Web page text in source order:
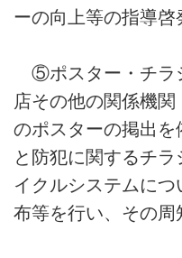
ーの向上等の指導啓
⑤ポスター・チラ
店その他の関係機
のポスターの掲出
と防犯に関するチ
イクルシステムに
布等を行い、その周